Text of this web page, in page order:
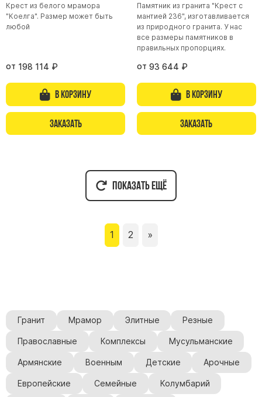
Крест из белого мрамора
"Коелга". Размер может быть
любой
от 198 114 ₽
В корзину
Заказать
Памятник из гранита "Крест с
мантией 236", изготавливается
из природного гранита. У нас
все размеры памятников в
правильных пропорциях.
от 93 644 ₽
В корзину
Заказать
Показать ещё
1 2 »
Гранит Мрамор Элитные Резные
Православные Комплексы Мусульманские
Армянские Военным Детские Арочные
Европейские Семейные Колумбарий